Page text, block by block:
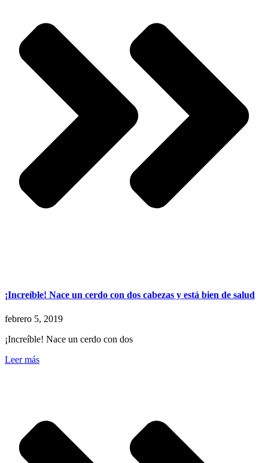
¡Increíble! Nace un cerdo con dos cabezas y está bien de salud
febrero 5, 2019
¡Increíble! Nace un cerdo con dos
Leer más